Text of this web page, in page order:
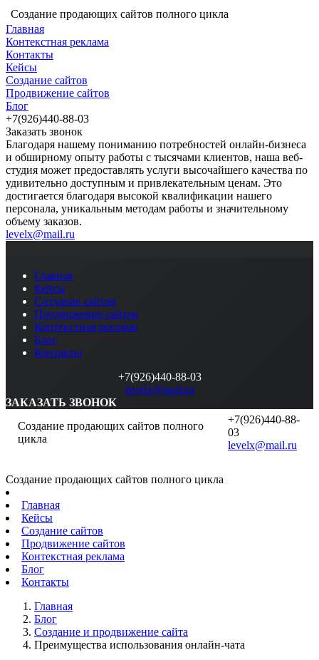
Создание продающих сайтов полного цикла
Главная
Контекстная реклама
Контакты
Кейсы
Создание сайтов
Продвижение сайтов
Блог
+7(926)440-88-03
Заказать звонок
Благодаря нашему пониманию потребностей онлайн-бизнеса
и обширному опыту работы с тысячами клиентов, наша веб-
студия может предоставлять услуги высочайшего качества по
удивительно доступным и привлекательным ценам. Это
достигается благодаря высокой квалификации нашего
персонала, уникальным методам работы и значительному
объему заказов.
levelx@mail.ru
Главная
Кейсы
Создание сайтов
Продвижение сайтов
Контекстная реклама
Блог
Контакты
+7(926)440-88-03
levelx@mail.ru
ЗАКАЗАТЬ ЗВОНОК
Создание продающих сайтов полного
цикла
+7(926)440-88-
03
levelx@mail.ru
Создание продающих сайтов полного цикла
Главная
Кейсы
Создание сайтов
Продвижение сайтов
Контекстная реклама
Блог
Контакты
Главная
Блог
Создание и продвижение сайта
Преимущества использования онлайн-чата